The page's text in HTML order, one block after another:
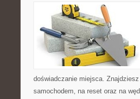
doświadczanie miejsca.
samochodem, na reset oraz na